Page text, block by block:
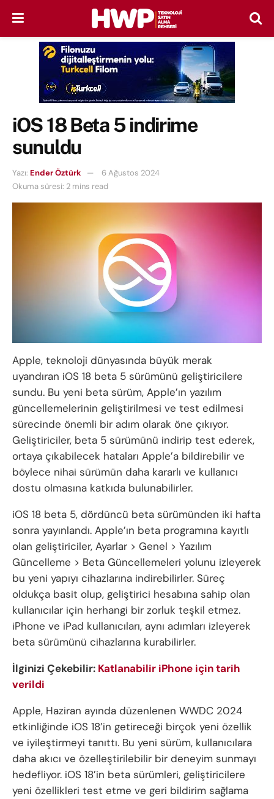
iOS 18 Beta 5 indirime
sunuldu
Yazı: Ender Öztürk
6 Ağustos 2024
Okuma süresi: 2 mins read
Apple, teknoloji dünyasında büyük merak
uyandıran iOS 18 beta 5 sürümünü geliştiricilere
sundu. Bu yeni beta sürüm, Apple’ın yazılım
güncellemelerinin geliştirilmesi ve test edilmesi
sürecinde önemli bir adım olarak öne çıkıyor.
Geliştiriciler, beta 5 sürümünü indirip test ederek,
ortaya çıkabilecek hataları Apple’a bildirebilir ve
böylece nihai sürümün daha kararlı ve kullanıcı
dostu olmasına katkıda bulunabilirler.
iOS 18 beta 5, dördüncü beta sürümünden iki hafta
sonra yayınlandı. Apple’ın beta programına kayıtlı
olan geliştiriciler, Ayarlar > Genel > Yazılım
Güncelleme > Beta Güncellemeleri yolunu izleyerek
bu yeni yapıyı cihazlarına indirebilirler. Süreç
oldukça basit olup, geliştirici hesabına sahip olan
kullanıcılar için herhangi bir zorluk teşkil etmez.
iPhone ve iPad kullanıcıları, aynı adımları izleyerek
beta sürümünü cihazlarına kurabilirler.
İlginizi Çekebilir: Katlanabilir iPhone için tarih
verildi
Apple, Haziran ayında düzenlenen WWDC 2024
etkinliğinde iOS 18’in getireceği birçok yeni özellik
ve iyileştirmeyi tanıttı. Bu yeni sürüm, kullanıcılara
daha akıcı ve özelleştirilebilir bir deneyim sunmayı
hedefliyor. iOS 18’in beta sürümleri, geliştiricilere
yeni özellikleri test etme ve geri bildirim sağlama